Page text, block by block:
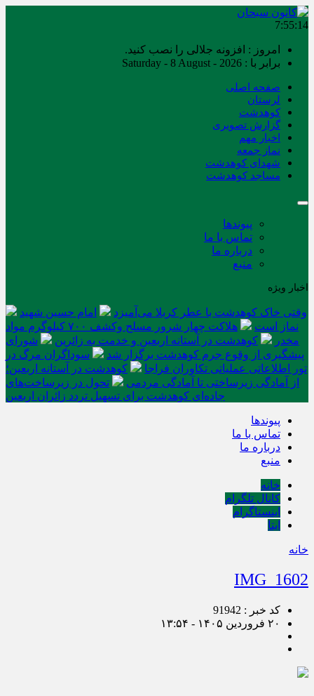
7:55:14
امروز : افزونه جلالی را نصب کنید.
برابر با : Saturday - 8 August - 2026
صفحه اصلی
لرستان
کوهدشت
گزارش تصویری
اخبار مهم
نماز جمعه
شهدای کوهدشت
مساجد کوهدشت
پیوندها
تماس با ما
درباره ما
منبع
اخبار ویژه
وقتی خاک کوهدشت با عطر کربلا می‌آمیزد
امام حسین شهید
نماز است
هلاکت چهار شرور مسلح وکشف ۷۰۰ کیلوگرم مواد
مخدر
کوهدشت در آستانه اربعین و خدمت‌ به زائرین
شورای
پیشگیری از وقوع جرم کوهدشت برگزار شد
سوداگران مرگ در
تور اطلاعاتی عملیاتی تکاوران فراجا
کوهدشت در آستانه اربعین؛
از آمادگی زیرساختی تا آمادگی مردمی
تحول در زیرساخت‌های
جاده‌ای کوهدشت برای تسهیل تردد زائران اربعین
پیوندها
تماس با ما
درباره ما
منبع
خانه
کانال تلگرام
اینستاگرام
ایتا
خانه
IMG_1602
کد خبر : 91942
۲۰ فروردین ۱۴۰۵ - ۱۳:۵۴